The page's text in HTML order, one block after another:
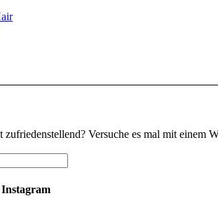
zufriedenstellend? Versuche es mal mit einem